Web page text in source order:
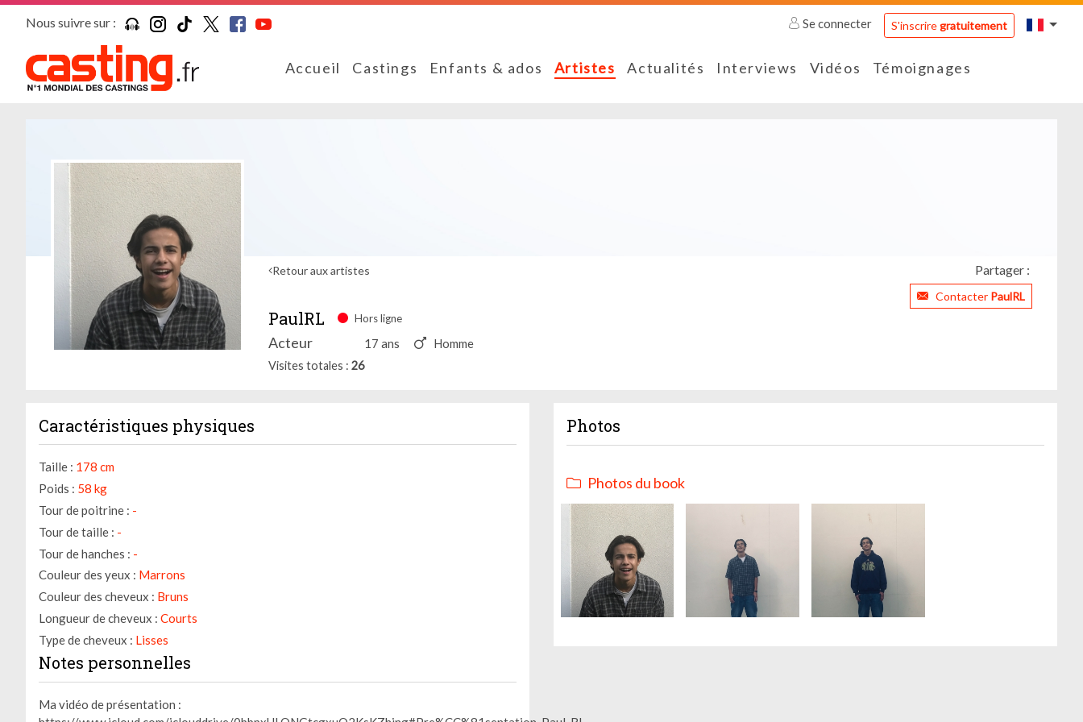
Nous suivre sur : Se connecter S'inscriregratuitement
Accueil Castings Enfants & ados Artistes Actualités Interviews Vidéos Témoignages
Retour aux artistes Partager :
Contacter PaulRL
PaulRL Hors ligne
Acteur 17 ans Homme
Visites totales 26
Caractéristiques physiques
Taille : 178 cm
Poids : 58 kg
Tour de poitrine : -
Tour de taille : -
Tour de hanches : -
Couleur des yeux : Marrons
Couleur des cheveux : Bruns
Longueur de cheveux : Courts
Type de cheveux : Lisses
Notes personnelles
Ma vidéo de présentation :
Photos
Photos du book
Gestion des cookies
Nous utilisons des cookies qui facilitent l'utilisation du site,
améliorent la performance et la sécurité du site internet.
Faites-nous part de vos préférences de cookies pour chaque
service.
À quoi servent ces cookies :
Cookies obligatoires